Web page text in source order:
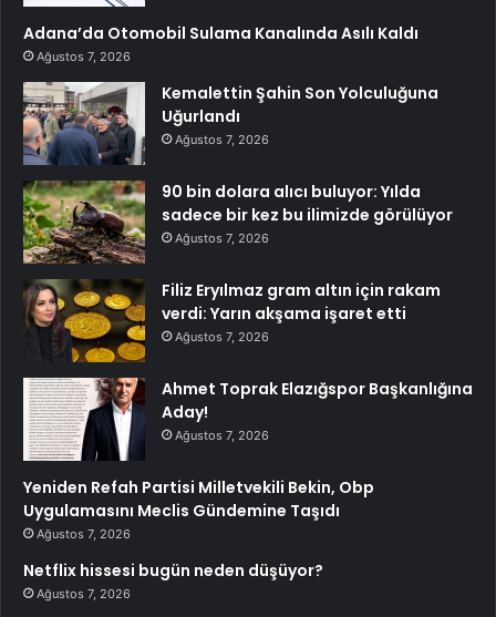
Adana’da Otomobil Sulama Kanalında Asılı Kaldı
Ağustos 7, 2026
Kemalettin Şahin Son Yolculuğuna
Uğurlandı
Ağustos 7, 2026
90 bin dolara alıcı buluyor: Yılda
sadece bir kez bu ilimizde görülüyor
Ağustos 7, 2026
Filiz Eryılmaz gram altın için rakam
verdi: Yarın akşama işaret etti
Ağustos 7, 2026
Ahmet Toprak Elazığspor Başkanlığına
Aday!
Ağustos 7, 2026
Yeniden Refah Partisi Milletvekili Bekin, Obp
Uygulamasını Meclis Gündemine Taşıdı
Ağustos 7, 2026
Netflix hissesi bugün neden düşüyor?
Ağustos 7, 2026